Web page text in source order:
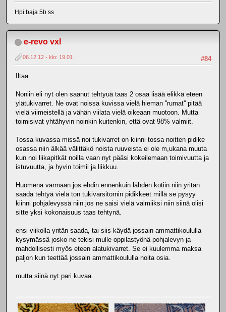
Hpi baja 5b ss
e-revo vxl
#84
06.12.12 - klo: 19.01
Iltaa.
Noniin eli nyt olen saanut tehtyuä taas 2 osaa lisää elikkä eteen
ylätukivarret. Ne ovat noissa kuvissa vielä hieman ''rumat'' pitää
vielä viimeistellä ja vähän viilata vielä oikeaan muotoon. Mutta
toimisivat yhtähyvin noinkin kuitenkin, että ovat 98% valmiit.
Tossa kuvassa missä noi tukivarret on kiinni tossa noitten pidike
osassa niin älkää välittäkö noista ruuveista ei ole m,ukana muuta
kun noi liikapitkät noilla vaan nyt pääsi kokeilemaan toimivuutta ja
istuvuutta, ja hyvin toimii ja liikkuu.
Huomena varmaan jos ehdin ennenkuin lähden kotiin niin yritän
saada tehtyä vielä ton tukivarsitornin pidikkeet millä se pysyy
kiinni pohjalevyssä niin jos ne saisi vielä valmiiksi niin siinä olisi
sitte yksi kokonaisuus taas tehtynä.
ensi viikolla yritän saada, tai siis käydä jossain ammattikoululla
kysymässä josko ne tekisi mulle oppilastyönä pohjalevyn ja
mahdollisesti myös eteen alatukivarret. Se ei kuulemma maksa
paljon kun teettää jossain ammattikoululla noita osia.
mutta siinä nyt pari kuvaa.